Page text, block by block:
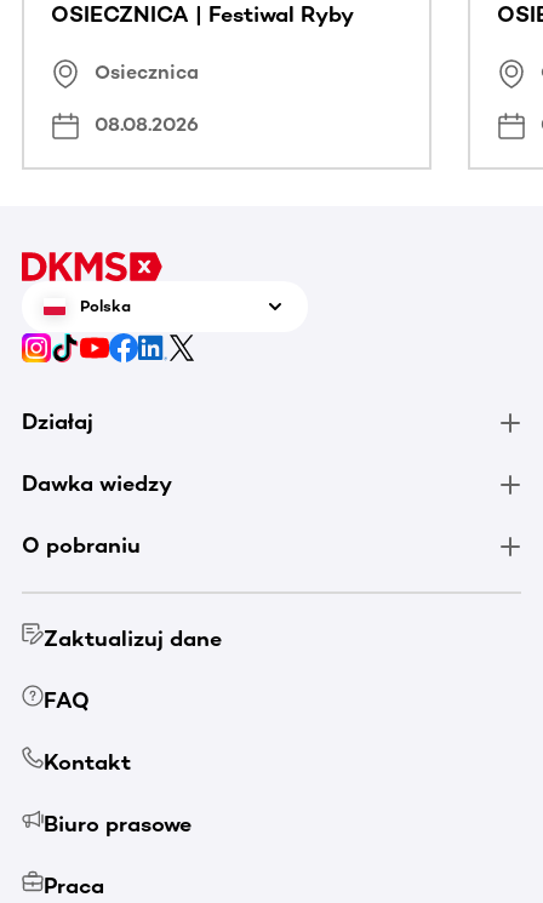
OSIECZNICA | Festiwal Ryby
Osiecznica
08.08.2026
Polska
Działaj
Dawka wiedzy
O pobraniu
Zaktualizuj dane
FAQ
Kontakt
Biuro prasowe
Praca